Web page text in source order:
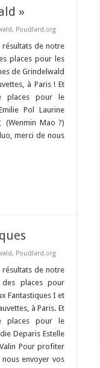
»
, Poudlard.org
résultats de notre
places pour les
de Grindelwald
à Paris ! Et
places pour le
Pol Laurine
(Wenmin Mao ?)
merci de nous
, Poudlard.org
résultats de notre
places pour
Fantastiques I et
à Paris. Et
places pour le
Deparis Estelle
Pour profiter
envoyer vos